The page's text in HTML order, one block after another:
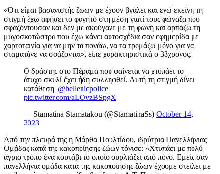
«Ότι είμαι βασανιστής ζώων με έχουν βγάλει και εγώ εκείνη τη
στιγμή έχω αφήσει το φαγητό στη μέση γιατί τους φώναζα που
σφαζόντουσαν και δεν με ακούγανε με τη φωνή και αρπάζω τη
μυγοσκοτώστρα που έχω κάνει αυτοσχέδια σαν εφημερίδα με
χαρτοταινία για να μην τα πονάω, να τα τρομάζω μόνο για να
σταματάνε να σφάζονται», είπε χαρακτηριστικά ο 38χρονος.
Ο δράστης στο Πέραμα που φαίνεται να χτυπάει το
άτυχο σκυλί έχει ήδη συλληφθεί. Αυτή τη στιγμή δίνει
κατάθεση. @hellenicpolice
pic.twitter.com/aLOvzBSpgX
— Stamatina Stamatakou (@StamatinaSs) October 14,
2023
Από την πλευρά της η Μάρθα Πουλτίδου, ιδρύτρια Πανελλήνιας
Ομάδας κατά της κακοποίησης ζώων τόνισε: «Χτυπάει με πολύ
άγριο τρόπο ένα κουτάβι το οποίο ουρλιάζει από πόνο. Εμείς σαν
πανελλήνια ομάδα κατά της κακοποίησης ζώων έχουμε στείλει με